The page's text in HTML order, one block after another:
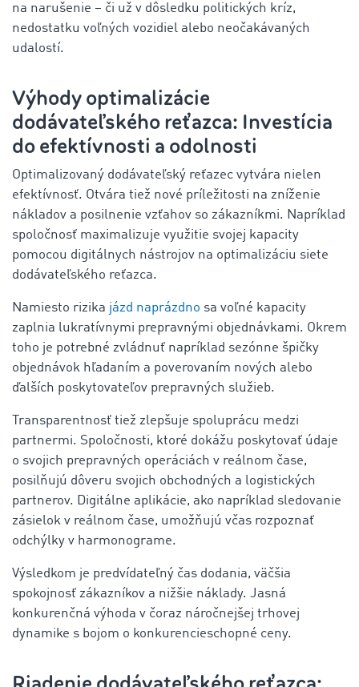
na narušenie – či už v dôsledku politických kríz,
nedostatku voľných vozidiel alebo neočakávaných
udalostí.
Výhody optimalizácie
dodávateľského reťazca: Investícia
do efektívnosti a odolnosti
Optimalizovaný dodávateľský reťazec vytvára nielen
efektívnosť. Otvára tiež nové príležitosti na zníženie
nákladov a posilnenie vzťahov so zákazníkmi. Napríklad
spoločnosť maximalizuje využitie svojej kapacity
pomocou digitálnych nástrojov na optimalizáciu siete
dodávateľského reťazca.
Namiesto rizika jázd naprázdno sa voľné kapacity
zaplnia lukratívnymi prepravnými objednávkami. Okrem
toho je potrebné zvládnuť napríklad sezónne špičky
objednávok hľadaním a poverovaním nových alebo
ďalších poskytovateľov prepravných služieb.
Transparentnosť tiež zlepšuje spoluprácu medzi
partnermi. Spoločnosti, ktoré dokážu poskytovať údaje
o svojich prepravných operáciách v reálnom čase,
posilňujú dôveru svojich obchodných a logistických
partnerov. Digitálne aplikácie, ako napríklad sledovanie
zásielok v reálnom čase, umožňujú včas rozpoznať
odchýlky v harmonograme.
Výsledkom je predvídateľný čas dodania, väčšia
spokojnosť zákazníkov a nižšie náklady. Jasná
konkurenčná výhoda v čoraz náročnejšej trhovej
dynamike s bojom o konkurencieschopné ceny.